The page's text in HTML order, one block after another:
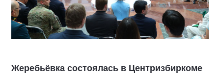
Жеребьёвка состоялась в Центризбиркоме